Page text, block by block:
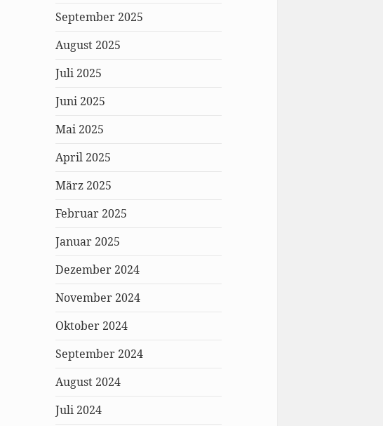
September 2025
August 2025
Juli 2025
Juni 2025
Mai 2025
April 2025
März 2025
Februar 2025
Januar 2025
Dezember 2024
November 2024
Oktober 2024
September 2024
August 2024
Juli 2024